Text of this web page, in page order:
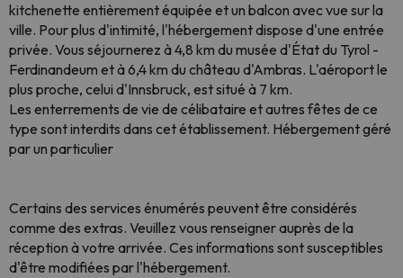
kitchenette entièrement équipée et un balcon avec vue sur la
ville. Pour plus d'intimité, l'hébergement dispose d'une entrée
privée. Vous séjournerez à 4,8 km du musée d'État du Tyrol -
Ferdinandeum et à 6,4 km du château d'Ambras. L'aéroport le
plus proche, celui d'Innsbruck, est situé à 7 km.
Les enterrements de vie de célibataire et autres fêtes de ce
type sont interdits dans cet établissement. Hébergement géré
par un particulier
Certains des services énumérés peuvent être considérés
comme des extras. Veuillez vous renseigner auprès de la
réception à votre arrivée. Ces informations sont susceptibles
d'être modifiées par l'hébergement.